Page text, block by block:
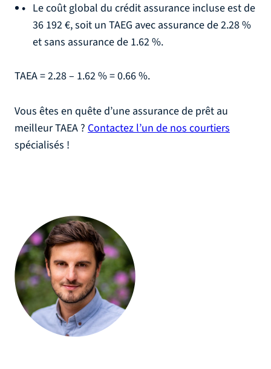
Le coût global du crédit assurance incluse est de
36 192 €, soit un TAEG avec assurance de 2.28 %
et sans assurance de 1.62 %.
TAEA = 2.28 – 1.62 % = 0.66 %.
Vous êtes en quête d’une assurance de prêt au
meilleur TAEA ? Contactez l’un de nos courtiers
spécialisés !